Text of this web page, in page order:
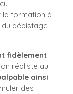
la formation à
dépistage
fidèlement
réaliste au
ainsi
des